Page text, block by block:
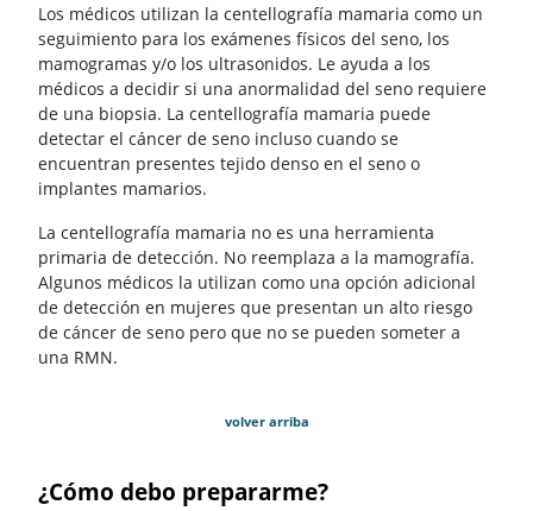
Los médicos utilizan la centellografía mamaria como un
seguimiento para los exámenes físicos del seno, los
mamogramas y/o los ultrasonidos. Le ayuda a los
médicos a decidir si una anormalidad del seno requiere
de una biopsia. La centellografía mamaria puede
detectar el cáncer de seno incluso cuando se
encuentran presentes tejido denso en el seno o
implantes mamarios.
La centellografía mamaria no es una herramienta
primaria de detección. No reemplaza a la mamografía.
Algunos médicos la utilizan como una opción adicional
de detección en mujeres que presentan un alto riesgo
de cáncer de seno pero que no se pueden someter a
una RMN.
volver arriba
¿Cómo debo prepararme?